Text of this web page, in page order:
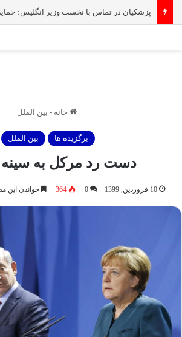
خانه - بین الملل
برگزیده ها بین الملل
دست رد مرکل به سینه
10 فروردین, 1399 0
364 خواندن این مطلب 1 دقیقه